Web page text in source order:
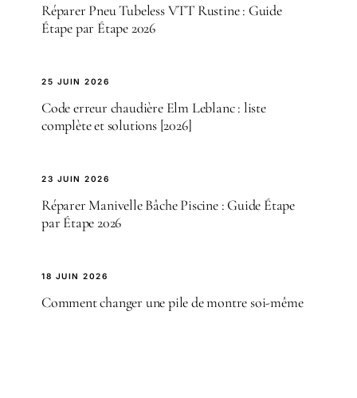
Réparer Pneu Tubeless VTT Rustine : Guide
Étape par Étape 2026
25 JUIN 2026
Code erreur chaudière Elm Leblanc : liste
complète et solutions [2026]
23 JUIN 2026
Réparer Manivelle Bâche Piscine : Guide Étape
par Étape 2026
18 JUIN 2026
Comment changer une pile de montre soi-même